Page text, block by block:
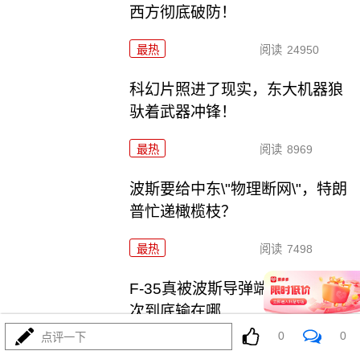
西方彻底破防！
最热 阅读 24950
科幻片照进了现实，东大机器狼
驮着武器冲锋！
最热 阅读 8969
波斯要给中东\"物理断网\"，特朗
普忙递橄榄枝？
最热 阅读 7498
F-35真被波斯导弹端了！美军这
次到底输在哪
最热
点评一下 0 0